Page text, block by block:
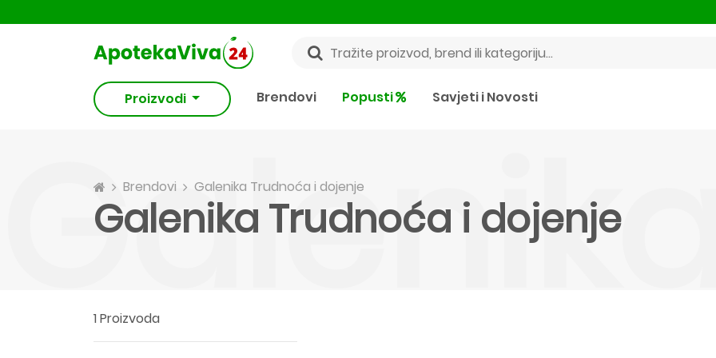
Proizvodi Brendovi Popusti Savjeti i Novosti
Brendovi Galenika Trudnoća i dojenje
Galenika Trudnoća i dojenje
1 Proizvoda